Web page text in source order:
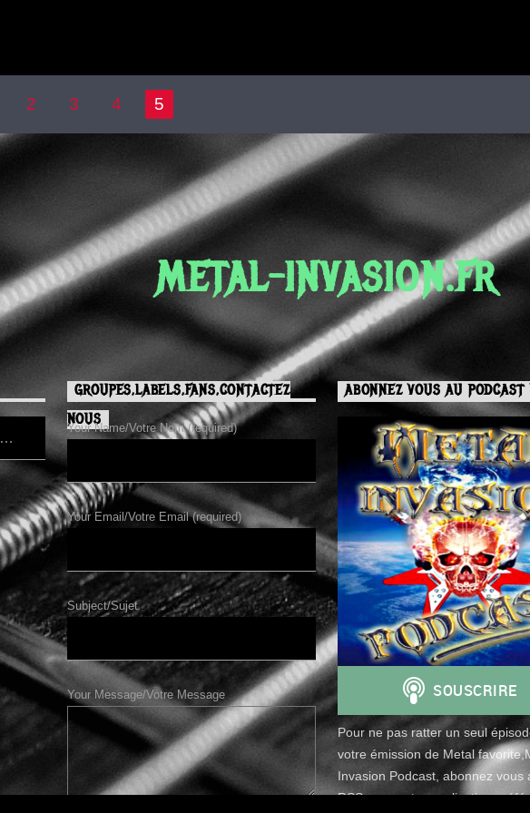
2 3 4 5
METAL-INVASION.FR
GROUPES,LABELS,FANS,CONTACTEZ
NOUS
Your Name/Votre Nom (required)
Your Email/Votre Email (required)
Subject/Sujet
Your Message/Votre Message
ABONNEZ VOUS AU PODCAST
Pour ne pas ratter un seul
votre émission de Metal
Invasion Podcast, abonnez vous
RSS avec votre application